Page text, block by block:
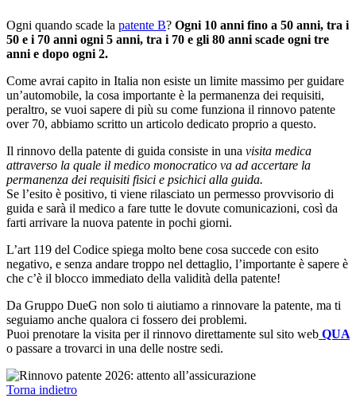
Ogni quando scade la patente B? Ogni 10 anni fino a 50 anni, tra i
50 e i 70 anni ogni 5 anni, tra i 70 e gli 80 anni scade ogni tre
anni e dopo ogni 2.
Come avrai capito in Italia non esiste un limite massimo per guidare
un’automobile, la cosa importante è la permanenza dei requisiti,
peraltro, se vuoi sapere di più su come funziona il rinnovo patente
over 70, abbiamo scritto un articolo dedicato proprio a questo.
Il rinnovo della patente di guida consiste in una visita medica
attraverso la quale il medico monocratico va ad accertare la
permanenza dei requisiti fisici e psichici alla guida.
Se l’esito è positivo, ti viene rilasciato un permesso provvisorio di
guida e sarà il medico a fare tutte le dovute comunicazioni, così da
farti arrivare la nuova patente in pochi giorni.
L’art 119 del Codice spiega molto bene cosa succede con esito
negativo, e senza andare troppo nel dettaglio, l’importante è sapere è
che c’è il blocco immediato della validità della patente!
Da Gruppo DueG non solo ti aiutiamo a rinnovare la patente, ma ti
seguiamo anche qualora ci fossero dei problemi.
Puoi prenotare la visita per il rinnovo direttamente sul sito web QUA
o passare a trovarci in una delle nostre sedi.
Torna indietro